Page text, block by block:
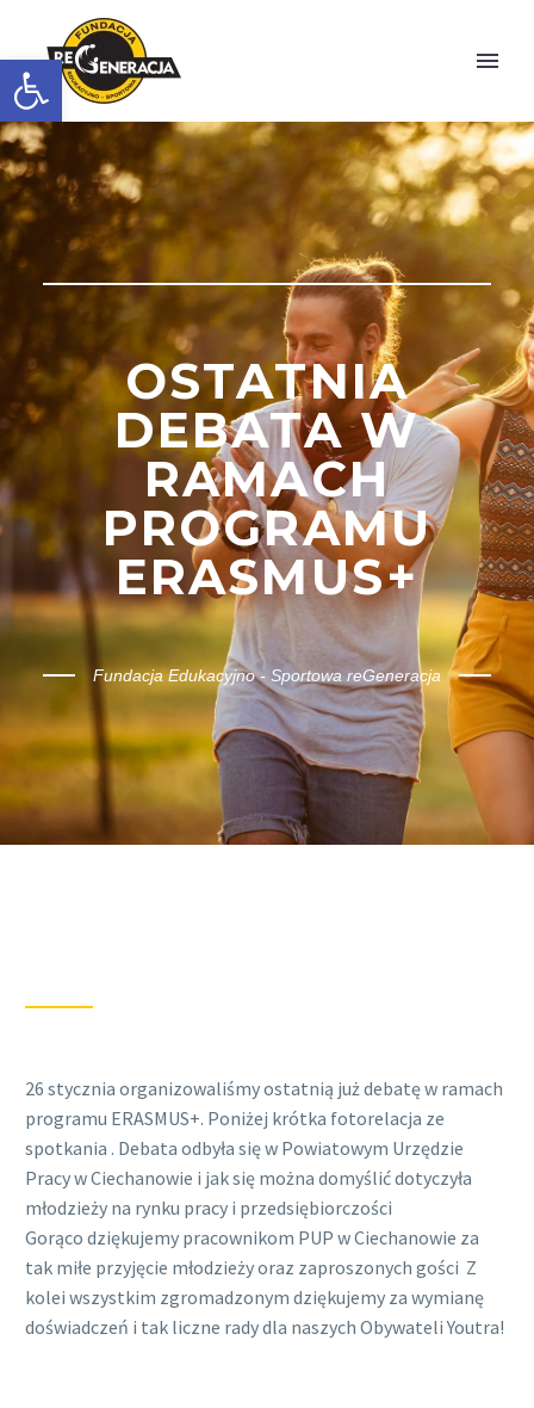
Otwórz pasek narzędzi
OSTATNIA
DEBATA W
RAMACH
PROGRAMU
ERASMUS+
Fundacja Edukacyjno - Sportowa reGeneracja
26 stycznia organizowaliśmy ostatnią już debatę w ramach
programu ERASMUS+. Poniżej krótka fotorelacja ze
spotkania . Debata odbyła się w Powiatowym Urzędzie
Pracy w Ciechanowie i jak się można domyślić dotyczyła
młodzieży na rynku pracy i przedsiębiorczości
Gorąco dziękujemy pracownikom PUP w Ciechanowie za
tak miłe przyjęcie młodzieży oraz zaproszonych gości Z
kolei wszystkim zgromadzonym dziękujemy za wymianę
doświadczeń i tak liczne rady dla naszych Obywateli Youtra!